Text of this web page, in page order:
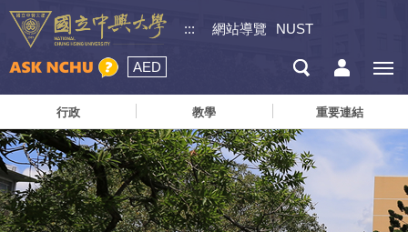
::: 網站導覽 NUST
AED
行政 教學 重要連結